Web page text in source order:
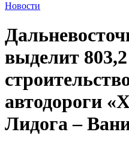
Новости
выделит
автодороги
Лидога –